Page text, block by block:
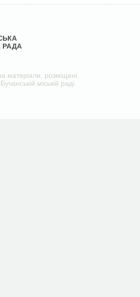
РАДА
матеріали, розміщені
міській раді